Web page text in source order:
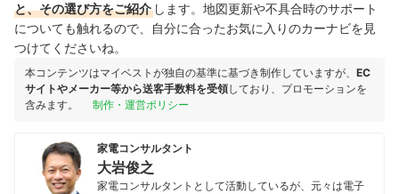
と、その選び方をご紹介 します。地図更新や不具合時のサポート
についても触れるので、自分に合ったお気に入りのカーナビを見
つけてくださいね。
本コンテンツはマイベストが独自の基準に基づき制作していますが、 EC
サイトやメーカー等から送客手数料を受領しており、プロモーションを
含みます。
制作・運営ポリシー
家電コンサルタント
大岩俊之
家電コンサルタントとして活動しているが、元々は電子